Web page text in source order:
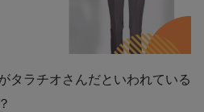
タラチオさんだといわれている